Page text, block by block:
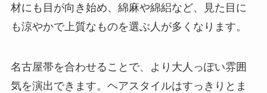
材にも目が向き始め、綿麻や綿絽など、見た目に
も涼やかで上質なものを選ぶ人が多くなります。
名古屋帯を合わせることで、より大人っぽい雰囲
気を演出できます。ヘアスタイルはすっきりとま